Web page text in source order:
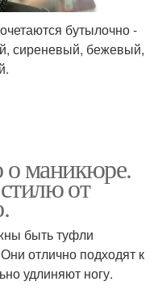
бутылочно -
сиреневый, бежевый,
о маникюре.
от
быть туфли
отлично подходят к
удлиняют ногу.